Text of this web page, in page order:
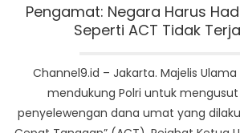
Pengamat: Negara Harus
Seperti ACT Tidak
Channel9.id – Jakarta. Majelis
mendukung Polri untuk
penyelewengan dana umat yang